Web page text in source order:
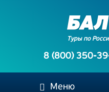
Туры по
8 (800) 350-
Меню